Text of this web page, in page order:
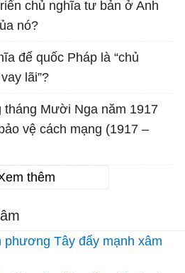
chủ nghĩa tư bản ở Anh
nó?
đế quốc Pháp là “chủ
lãi”?
tháng Mười Nga năm 1917
vệ cách mạng (1917 –
thêm
Tây đẩy mạnh xâm